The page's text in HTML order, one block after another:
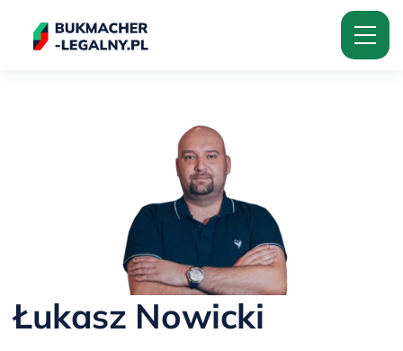
Łukasz Nowicki